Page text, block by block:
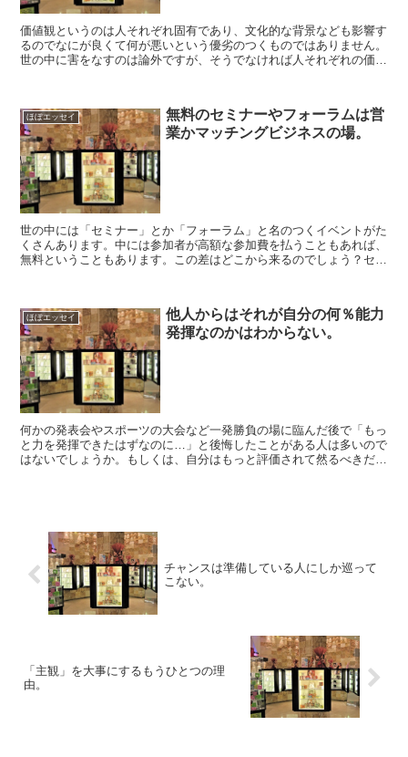
価値観というのは人それぞれ固有であり、文化的な背景なども影響す
るのでなにが良くて何が悪いという優劣のつくものではありません。
世の中に害をなすのは論外ですが、そうでなければ人それぞれの価値
ほぼエッセイ
無料のセミナーやフォーラムは営
業かマッチングビジネスの場。
世の中には「セミナー」とか「フォーラム」と名のつくイベントがた
くさんあります。中には参加者が高額な参加費を払うこともあれば、
無料ということもあります。この差はどこから来るのでしょう？セミ
ほぼエッセイ
他人からはそれが自分の何％能力
発揮なのかはわからない。
何かの発表会やスポーツの大会など一発勝負の場に臨んだ後で「もっ
と力を発揮できたはずなのに…」と後悔したことがある人は多いので
はないでしょうか。もしくは、自分はもっと評価されて然るべきだ、
チャンスは準備している人にしか巡って
こない。
「主観」を大事にするもうひとつの理
由。